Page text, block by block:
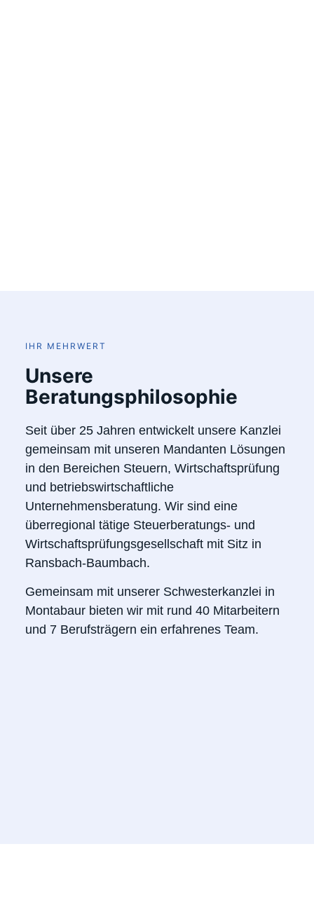
IHR MEHRWERT
Unsere
Beratungsphilosophie
Seit über 25 Jahren entwickelt unsere Kanzlei
gemeinsam mit unseren Mandanten Lösungen
in den Bereichen Steuern, Wirtschaftsprüfung
und betriebswirtschaftliche
Unternehmensberatung. Wir sind eine
überregional tätige Steuerberatungs- und
Wirtschaftsprüfungsgesellschaft mit Sitz in
Ransbach-Baumbach.
Gemeinsam mit unserer Schwesterkanzlei in
Montabaur bieten wir mit rund 40 Mitarbeitern
und 7 Berufsträgern ein erfahrenes Team.